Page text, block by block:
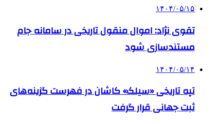
۱۴۰۴/۰۵/۱۵
تقوی نژاد: اموال منقول تاریخی در سامانه جام
مستندسازی شود
۱۴۰۴/۰۵/۱۴
تپه تاریخی «سیلک» کاشان در فهرست گزینه‌های
ثبت جهانی قرار گرفت